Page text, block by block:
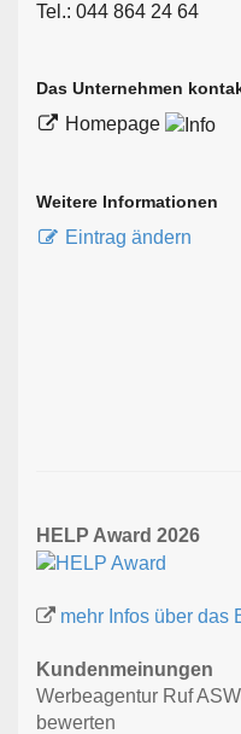
Tel.: 044 864 24 64
Das Unternehmen
Homepage
Weitere Informationen
Eintrag ändern
HELP Award 2026
mehr Infos über das
Kundenmeinungen
Werbeagentur Ruf
bewerten